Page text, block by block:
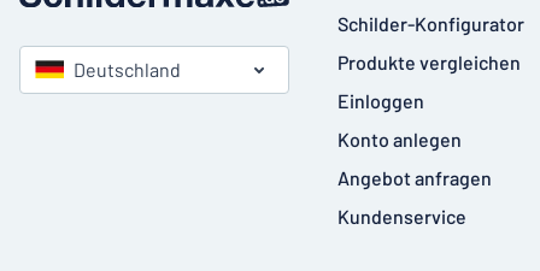
Deutschland
Schilder-Konfigurator
Produkte vergleichen
Einloggen
Konto anlegen
Angebot anfragen
Kundenservice